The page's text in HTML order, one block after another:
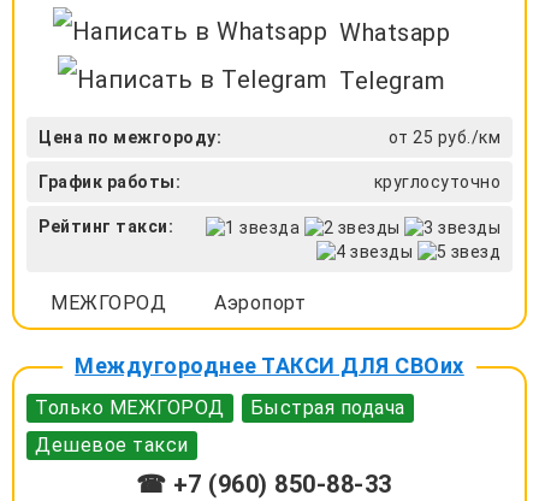
Whatsapp
Telegram
Цена по межгороду: от 25 руб./км
График работы: круглосуточно
Рейтинг такси:
МЕЖГОРОД Аэропорт
Междугороднее ТАКСИ ДЛЯ СВОих
Только МЕЖГОРОД
Быстрая подача
Дешевое такси
☎ +7 (960) 850-88-33